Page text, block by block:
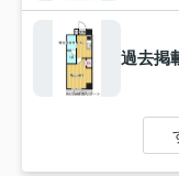
過去掲